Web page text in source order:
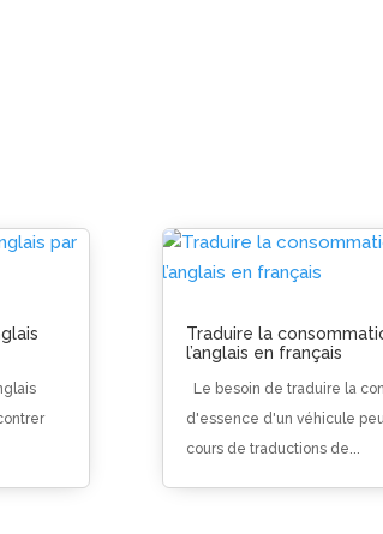
Traduire la
l’anglais en français
Le besoin de traduire la
d'essence d'un véhicule
cours de traductions de...